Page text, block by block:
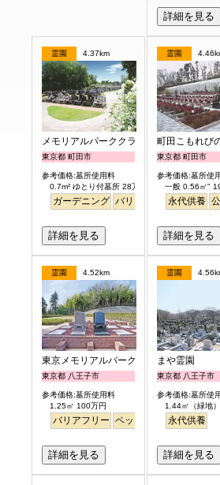
詳細を見る
霊園 4.37km
メモリアルパーククラウド御殿山
東京都 町田市
参考価格:墓所使用料
0.7m² ゆとり付墓所 28万円より
ガーデニング バリアフリー 平坦 明
詳細を見る
霊園
町田こもれび
東京都 町田市
参考価格:墓所使
一般 0.56㎡"
永代供養
詳細を見る
霊園 4.52km
東京メモリアルパーク
東京都 八王子市
参考価格:墓所使用料
1.25㎡ 100万円
バリアフリー ペット 見晴らし・眺望
詳細を見る
霊園
まや霊園
東京都 八王子市
参考価格:墓所使
1.44㎡（緑地
永代供養
詳細を見る